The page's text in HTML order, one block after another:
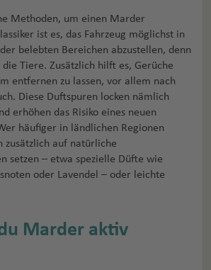
Methoden, um einen Marder
ist es, das Fahrzeug möglichst in
belebten Bereichen abzustellen, denn
Tiere. Zusätzlich hilft es, Gerüche
entfernen zu lassen, vor allem nach
Diese Duftspuren locken nämlich
erhöhen das Risiko eines neuen
häufiger in ländlichen Regionen
zusätzlich auf natürliche
setzen – etwa spezielle Düfte wie
oder Lavendel – oder leichte
Marder aktiv